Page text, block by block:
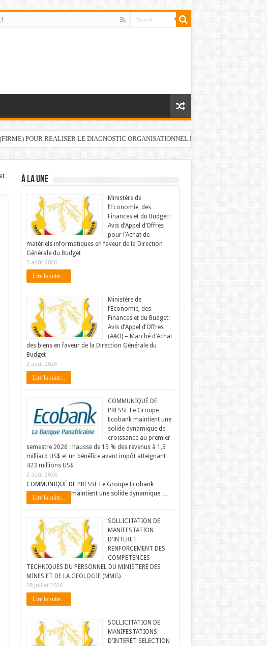
POUR REALISER LE DIAGNOSTIC ORGANISATIONNEL DU FONDS DE
À LA UNE
Ministère de
l’Economie, des
Finances et du Budget:
Avis d’Appel d’Offres
pour l’Achat de
matériels informatiques en faveur de la Direction
Générale du Budget
5 août 2026
Lire la suite...
Ministère de
l’Economie, des
Finances et du Budget:
Avis d’Appel d’Offres
(AAO) – Marché d’Achat
des biens en faveur de la Direction Générale du
Budget
2 août 2026
Lire la suite...
COMMUNIQUÉ DE
PRESSE Le Groupe
Ecobank maintient une
solide dynamique de
croissance au premier
semestre 2026 : hausse de 15 % des revenus à 1,3
milliard US$ et un bénéfice avant impôt atteignant
423 millions US$
2 août 2026
COMMUNIQUÉ DE PRESSE Le Groupe Ecobank
maintient une solide dynamique …
Lire la suite...
SOLLICITATION DE
MANIFESTATION
D’INTERET
RENFORCEMENT DES
COMPETENCES
TECHNIQUES DU PERSONNEL DU MINISTERE DES
MINES ET DE LA GEOLOGIE (MMG)
28 juillet 2026
Lire la suite...
SOLLICITATION DE
MANIFESTATIONS
D’INTERET SELECTION